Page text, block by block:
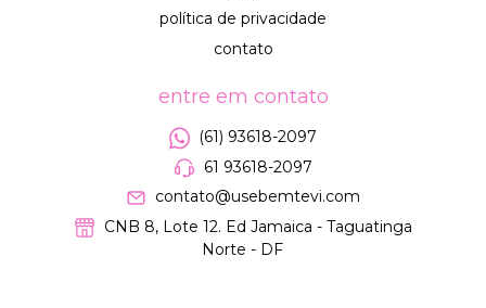
política de privacidade
contato
entre em contato
(61) 93618-2097
61 93618-2097
contato@usebemtevi.com
CNB 8, Lote 12. Ed Jamaica - Taguatinga
Norte - DF